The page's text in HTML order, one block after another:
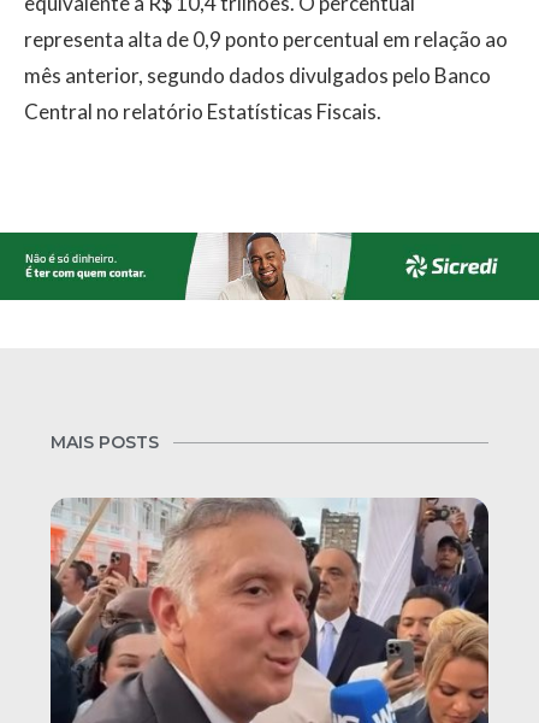
representa alta de 0,9 ponto percentual em relação ao
mês anterior, segundo dados divulgados pelo Banco
Central no relatório Estatísticas Fiscais.
MAIS POSTS